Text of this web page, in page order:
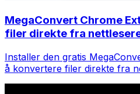
MegaConvert Chrome
filer direkte fra
Installer den gratis
å konvertere filer direkte fra